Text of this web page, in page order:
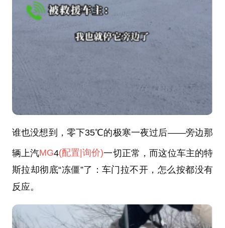
谁也没想到，零下35℃的极寒一夜过后——旁边那
辆上汽MG4(配置 |询价)一切正常，而这位车主的特
斯拉却彻底“冻僵”了：车门拉不开，怎么按都没有
反应。